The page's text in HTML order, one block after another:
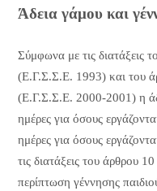
Άδεια γάμου και
Σύμφωνα με τις διατάξεις
(Ε.Γ.Σ.Σ.Ε. 1993) και του
(Ε.Γ.Σ.Σ.Ε. 2000-2001) η
ημέρες για όσους
ημέρες για όσους
τις διατάξεις του άρθρου
περίπτωση γέννησης